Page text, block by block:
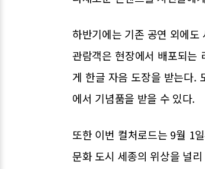
하반기에는 기존 공연 외에도
관람객은 현장에서 배포되는
게 한글 자음 도장을 받는다.
에서 기념품을 받을 수 있다.
또한 이번 컬처로드는 9월 1
문화 도시 세종의 위상을 널